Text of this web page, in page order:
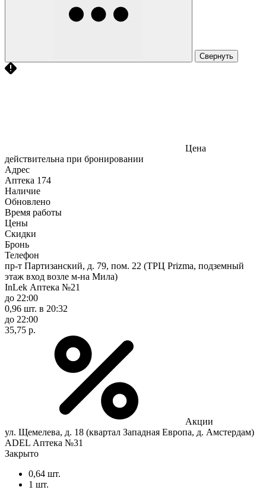
Свернуть
Цена
действительна при бронировании
Адрес
Аптека 174
Наличие
Обновлено
Время работы
Цены
Скидки
Бронь
Телефон
пр-т Партизанский, д. 79, пом. 22 (ТРЦ Prizma, подземный
этаж вход возле м-на Мила)
InLek Аптека №21
до 22:00
0,96 шт. в 20:32
до 22:00
35,75 р.
Акции
ул. Щемелева, д. 18 (квартал Западная Европа, д. Амстердам)
ADEL Аптека №31
Закрыто
0,64 шт.
1 шт.